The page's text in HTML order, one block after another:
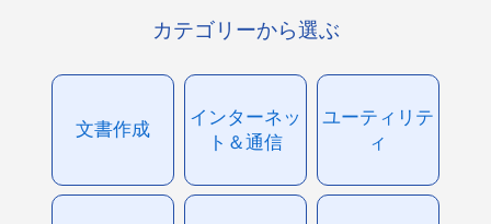
カテゴリーから選ぶ
文書作成
インターネッ
ト＆通信
ユーティリテ
ィ